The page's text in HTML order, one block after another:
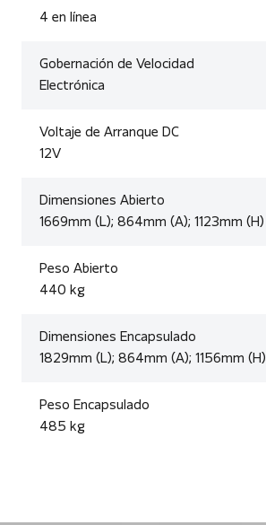
4 en línea
Gobernación de Velocidad
Electrónica
Voltaje de Arranque DC
12V
Dimensiones Abierto
1669mm (L); 864mm (A); 1123mm (H)
Peso Abierto
440 kg
Dimensiones Encapsulado
1829mm (L); 864mm (A); 1156mm (H)
Peso Encapsulado
485 kg